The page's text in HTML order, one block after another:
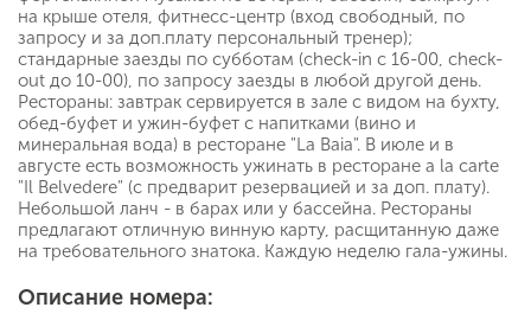
на крыше отеля, фитнесс-центр (вход свободный, по
запросу и за доп.плату персональный тренер);
стандарные заезды по субботам (check-in с 16-00, check-
out до 10-00), по запросу заезды в любой другой день.
Рестораны: завтрак сервируется в зале с видом на бухту,
обед-буфет и ужин-буфет с напитками (вино и
минеральная вода) в ресторане "La Baia". В июле и в
августе есть возможность ужинать в ресторане a la carte
"Il Belvedere" (с предварит резервацией и за доп. плату).
Небольшой ланч - в барах или у бассейна. Рестораны
предлагают отличную винную карту, расщитанную даже
на требовательного знатока. Каждую неделю гала-ужины.
Описание номера: